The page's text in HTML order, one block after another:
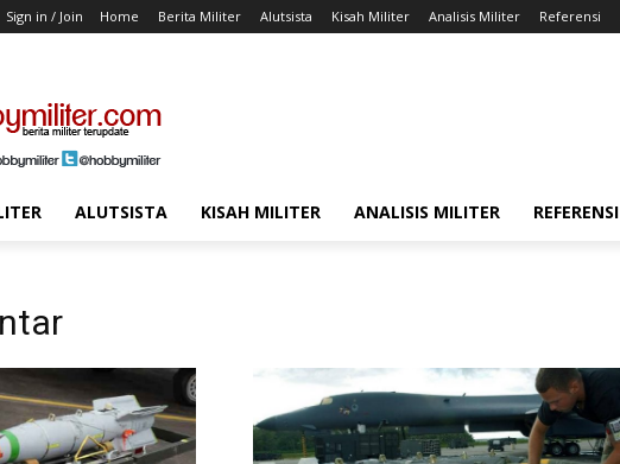
Sign in / Join Home Berita Militer Alutsista Kisah Militer Analisis Militer Referensi
ALUTSISTA KISAH MILITER ANALISIS MILITER REFERENSI